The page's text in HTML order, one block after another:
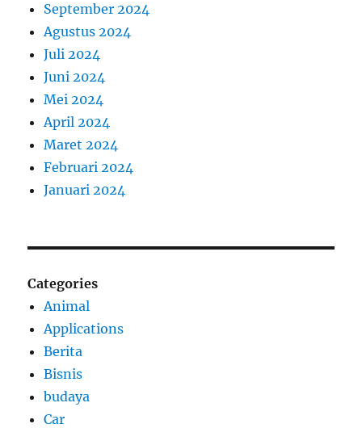
September 2024
Agustus 2024
Juli 2024
Juni 2024
Mei 2024
April 2024
Maret 2024
Februari 2024
Januari 2024
Categories
Animal
Applications
Berita
Bisnis
budaya
Car